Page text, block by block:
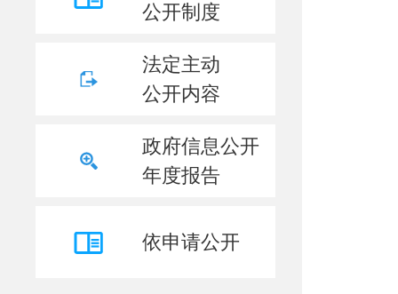
公开制度
法定主动
公开内容
政府信息公开
年度报告
依申请公开